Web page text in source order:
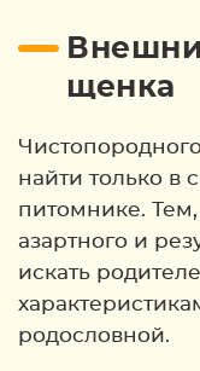
щенка
найти только в
питомнике. Тем,
азартного и
искать
родословной.